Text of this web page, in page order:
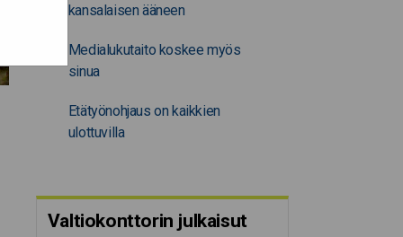
kansalaisen ääneen
Medialukutaito koskee myös
sinua
Etätyönohjaus on kaikkien
ulottuvilla
Valtiokonttorin julkaisut